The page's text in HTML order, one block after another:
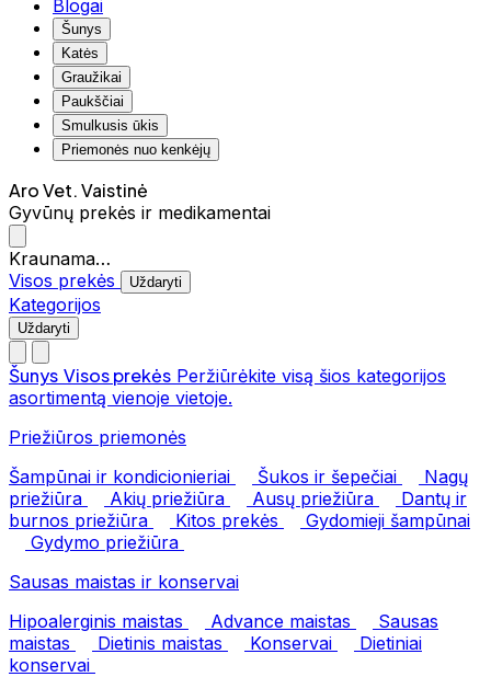
Blogai
Šunys
Katės
Graužikai
Paukščiai
Smulkusis ūkis
Priemonės nuo kenkėjų
Aro Vet. Vaistinė
Gyvūnų prekės ir medikamentai
Kraunama…
Visos prekės
Uždaryti
Kategorijos
Uždaryti
Šunys Visos prekės Peržiūrėkite visą šios kategorijos
asortimentą vienoje vietoje.
Priežiūros priemonės
Šampūnai ir kondicionieriai
Šukos ir šepečiai
Nagų
priežiūra
Akių priežiūra Ausų priežiūra
Dantų ir
burnos priežiūra
Kitos prekės
Gydomieji šampūnai
Gydymo priežiūra
Sausas maistas ir konservai
Hipoalerginis maistas
Advance maistas
Sausas
maistas
Dietinis maistas Konservai
Dietiniai
konservai